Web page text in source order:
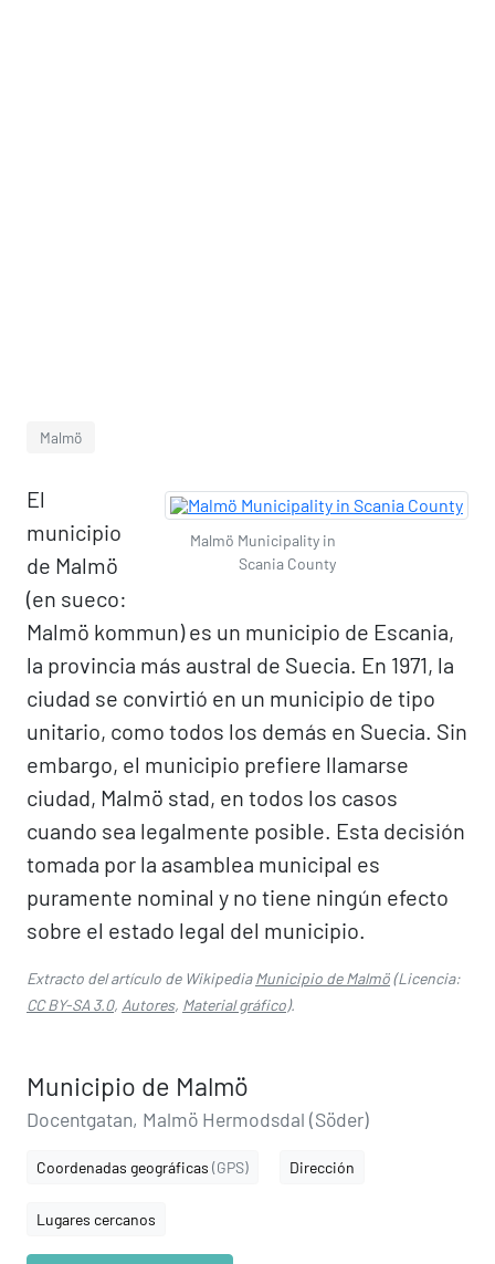
Malmö
Malmö Municipality in
Scania County
El
municipio
de Malmö
(en sueco:
Malmö kommun) es un municipio de Escania,
la provincia más austral de Suecia. En 1971, la
ciudad se convirtió en un municipio de tipo
unitario, como todos los demás en Suecia. Sin
embargo, el municipio prefiere llamarse
ciudad, Malmö stad, en todos los casos
cuando sea legalmente posible. Esta decisión
tomada por la asamblea municipal es
puramente nominal y no tiene ningún efecto
sobre el estado legal del municipio.
Extracto del artículo de WikipediaMunicipio de Malmö(Licencia:
CC BY-SA 3.0, Autores, Material gráfico).
Municipio de Malmö
Docentgatan, Malmö Hermodsdal (Söder)
Coordenadas geográficas (GPS) Dirección
Lugares cercanos